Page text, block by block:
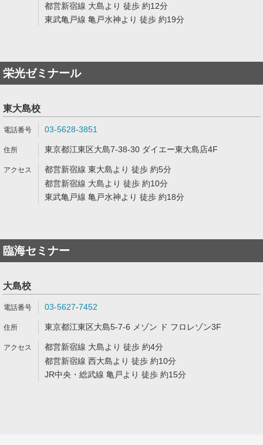
都営新宿線 大島より 徒歩 約12分
東武亀戸線 亀戸水神より 徒歩 約19分
栄光ゼミナール
東大島校
03-5628-3851
東京都江東区大島7-38-30 ダイエー東大島店4F
都営新宿線 東大島より 徒歩 約5分
都営新宿線 大島より 徒歩 約10分
東武亀戸線 亀戸水神より 徒歩 約18分
臨海セミナー
大島校
03-5627-7452
東京都江東区大島5-7-6 メゾン ド フロレゾン3F
都営新宿線 大島より 徒歩 約4分
都営新宿線 西大島より 徒歩 約10分
JR中央・総武線 亀戸より 徒歩 約15分